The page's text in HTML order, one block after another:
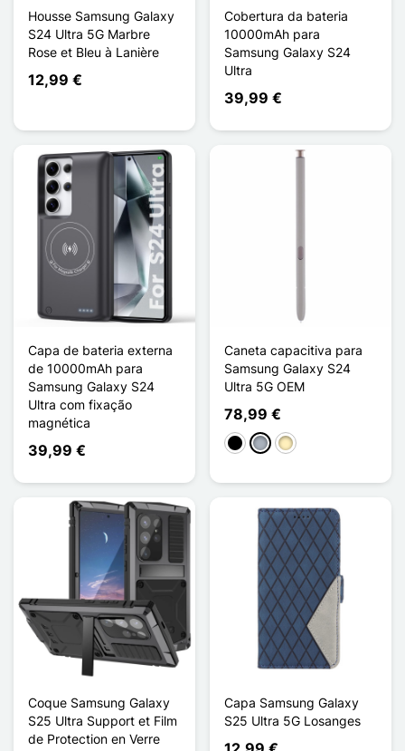
Housse Samsung Galaxy
S24 Ultra 5G Marbre
Rose et Bleu à Lanière
12,99 €
Cobertura da bateria
10000mAh para
Samsung Galaxy S24
Ultra
39,99 €
Capa de bateria externa
de 10000mAh para
Samsung Galaxy S24
Ultra com fixação
magnética
39,99 €
Caneta capacitiva para
Samsung Galaxy S24
Ultra 5G OEM
78,99 €
PretoCinzento
Ouro
Coque Samsung Galaxy
S25 Ultra Support et Film
de Protection en Verre
Capa Samsung Galaxy
S25 Ultra 5G Losanges